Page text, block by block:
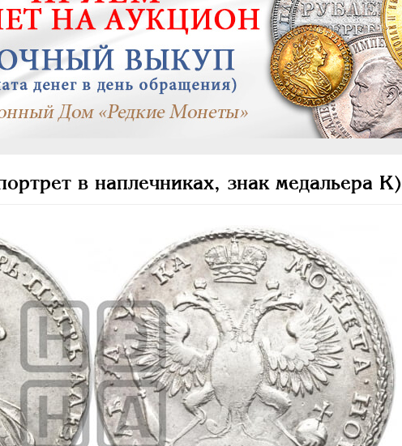
в наплечниках, знак медальера К)